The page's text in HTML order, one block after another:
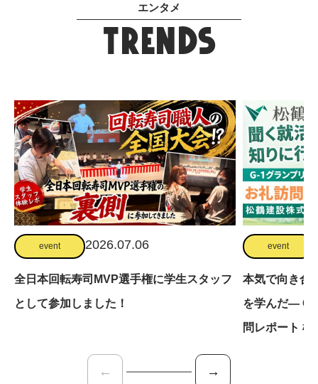
エンタメ
Trends
event 2026.07.06
全日本回転寿司MVP選手権に学生スタッフ
として参加しました！
event
本気で向き合
を学んだ— G-
問レポート
← →